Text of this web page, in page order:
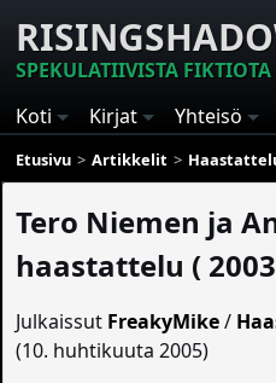
SPEKULATIIVISTA FIKTIOTA
Koti
Kirjat Yhteisö
Etusivu Artikkelit
Tero Niemen ja
haastattelu (
Julkaissut FreakyMike/
(10. huhtikuuta 2005)